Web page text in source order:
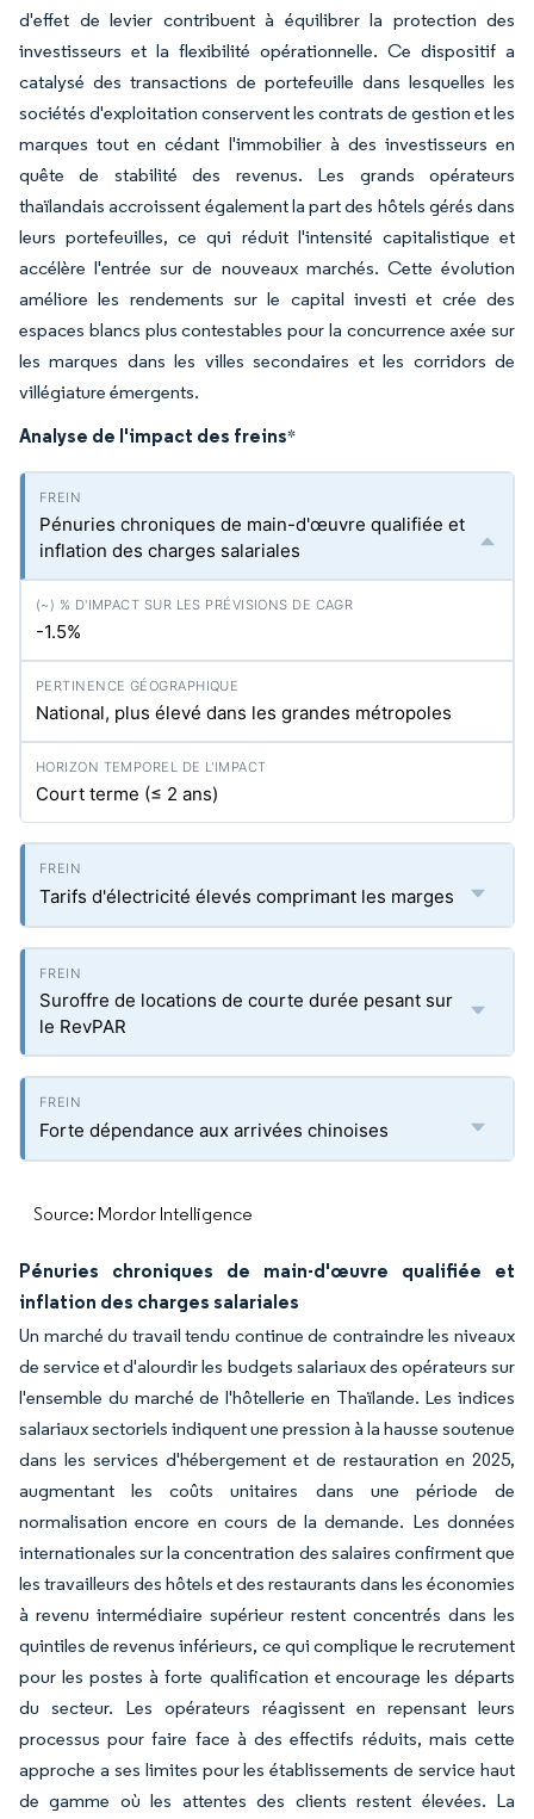
d'effet de levier contribuent à équilibrer la protection des
investisseurs et la flexibilité opérationnelle. Ce dispositif a
catalysé des transactions de portefeuille dans lesquelles les
sociétés d'exploitation conservent les contrats de gestion et les
marques tout en cédant l'immobilier à des investisseurs en
quête de stabilité des revenus. Les grands opérateurs
thaïlandais accroissent également la part des hôtels gérés dans
leurs portefeuilles, ce qui réduit l'intensité capitalistique et
accélère l'entrée sur de nouveaux marchés. Cette évolution
améliore les rendements sur le capital investi et crée des
espaces blancs plus contestables pour la concurrence axée sur
les marques dans les villes secondaires et les corridors de
villégiature émergents.
Analyse de l'impact des freins*
Pénuries chroniques de main-d'œuvre qualifiée et
inflation des charges salariales
-1.5%
National, plus élevé dans les grandes métropoles
Court terme (≤ 2 ans)
Tarifs d'électricité élevés comprimant les marges
Suroffre de locations de courte durée pesant sur
le RevPAR
Forte dépendance aux arrivées chinoises
Source: Mordor Intelligence
Pénuries chroniques de main-d'œuvre qualifiée et
inflation des charges salariales
Un marché du travail tendu continue de contraindre les niveaux
de service et d'alourdir les budgets salariaux des opérateurs sur
l'ensemble du marché de l'hôtellerie en Thaïlande. Les indices
salariaux sectoriels indiquent une pression à la hausse soutenue
dans les services d'hébergement et de restauration en 2025,
augmentant les coûts unitaires dans une période de
normalisation encore en cours de la demande. Les données
internationales sur la concentration des salaires confirment que
les travailleurs des hôtels et des restaurants dans les économies
à revenu intermédiaire supérieur restent concentrés dans les
quintiles de revenus inférieurs, ce qui complique le recrutement
pour les postes à forte qualification et encourage les départs
du secteur. Les opérateurs réagissent en repensant leurs
processus pour faire face à des effectifs réduits, mais cette
approche a ses limites pour les établissements de service haut
de gamme où les attentes des clients restent élevées. La